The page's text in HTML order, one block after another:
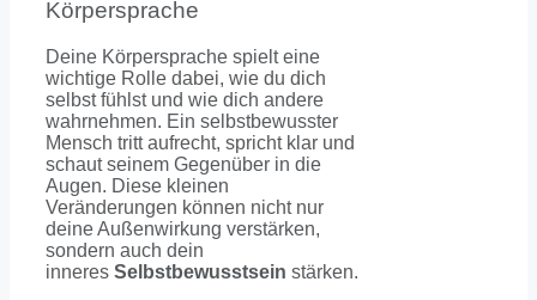
Körpersprache
Deine Körpersprache spielt eine
wichtige Rolle dabei, wie du dich
selbst fühlst und wie dich andere
wahrnehmen. Ein selbstbewusster
Mensch tritt aufrecht, spricht klar und
schaut seinem Gegenüber in die
Augen. Diese kleinen
Veränderungen können nicht nur
deine Außenwirkung verstärken,
sondern auch dein
inneres Selbstbewusstsein stärken.